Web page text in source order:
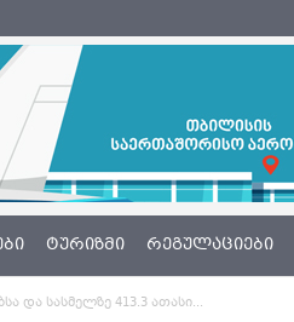
ᲢᲣᲠᲘᲖᲛᲘ ᲠᲔᲒᲣᲚᲐᲪᲘᲔᲑᲘ
და სასმელზე 413.3 ათასი...